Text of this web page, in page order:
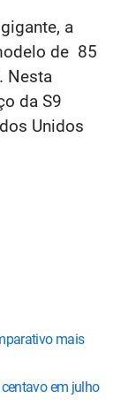
a
de 85
Nesta
da S9
Unidos
mais
em julho